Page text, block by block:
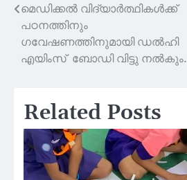
Post
navigation
മെഡിക്കൽ വിദ്യാർത്ഥികൾക്ക്
പഠനത്തിനും
ഗവേഷണത്തിനുമായി ഡൽഹി
എയിംസ് ബോഡി വിട്ടു നൽകും.
Related Posts